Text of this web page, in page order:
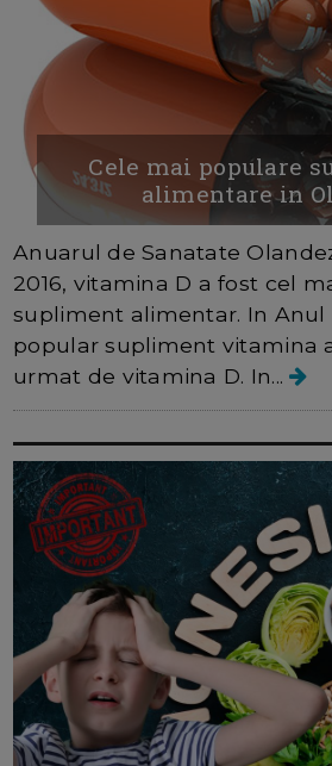
Cele mai populare
alimentare in
Anuarul de Sanatate
2016, vitamina D a fost cel
supliment alimentar. In Anul
popular supliment vitamina
urmat de vitamina D. In...